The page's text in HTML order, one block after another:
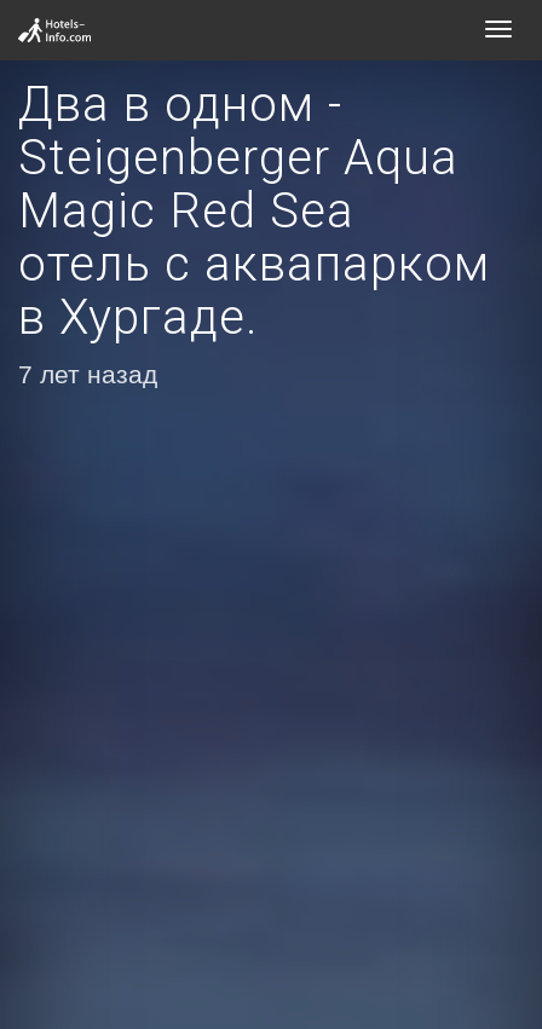
Два в одном -
Steigenberger Aqua
Magic Red Sea
отель с аквапарком
в Хургаде.
7 лет назад